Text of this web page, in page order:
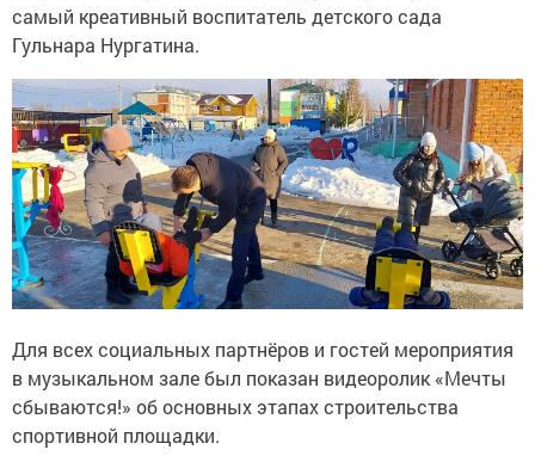
самый креативный воспитатель детского сада
Гульнара Нургатина.
Для всех социальных партнёров и гостей мероприятия
в музыкальном зале был показан видеоролик «Мечты
сбываются!» об основных этапах строительства
спортивной площадки.